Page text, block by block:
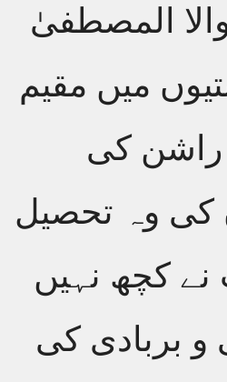
المصطفیٰ
میں مقیم
راشن کی
کی وہ تحصیل
کچھ نہیں
و بربادی کی